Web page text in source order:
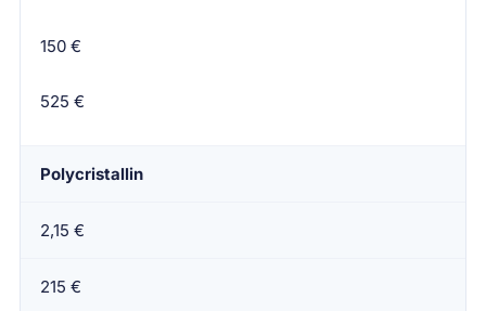
Prix moyen pour 100 Wc
Prix moyen pour 350 Wc
150 €
525 €
Polycristallin
2,15 €
215 €